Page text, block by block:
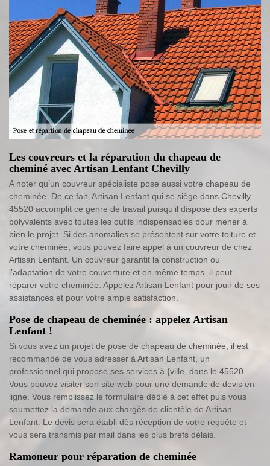
Les couvreurs et la réparation du chapeau de
cheminé avec Artisan Lenfant Chevilly
A noter qu’un couvreur spécialiste pose aussi votre chapeau de
cheminée. De ce fait, Artisan Lenfant qui se siège dans Chevilly
45520 accomplit ce genre de travail puisqu’il dispose des experts
polyvalents avec toutes les outils indispensables pour mener à
bien le projet. Si des anomalies se présentent sur votre toiture et
votre cheminée, vous pouvez faire appel à un couvreur de chez
Artisan Lenfant. Un couvreur garantit la construction ou
l’adaptation de votre couverture et en même temps, il peut
réparer votre cheminée. Appelez Artisan Lenfant pour jouir de ses
assistances et pour votre ample satisfaction.
Pose de chapeau de cheminée : appelez Artisan
Lenfant !
Si vous avez un projet de pose de chapeau de cheminée, il est
recommandé de vous adresser à Artisan Lenfant, un
professionnel qui propose ses services à {ville, dans le 45520.
Vous pouvez visiter son site web pour une demande de devis en
ligne. Vous remplissez le formulaire dédié à cet effet puis vous
soumettez la demande aux chargés de clientèle de Artisan
Lenfant. Le devis sera établi dès réception de votre requête et
vous sera transmis par mail dans les plus brefs délais.
Ramoneur pour réparation de cheminée